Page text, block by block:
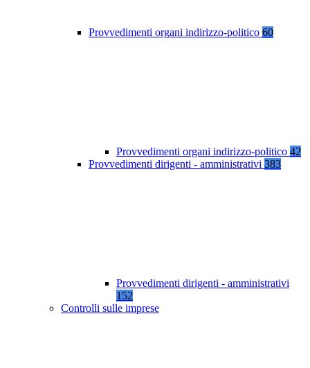
Provvedimenti organi indirizzo-politico 60
Provvedimenti organi indirizzo-politico 42
Provvedimenti dirigenti - amministrativi 383
Provvedimenti dirigenti - amministrativi
152
Controlli sulle imprese